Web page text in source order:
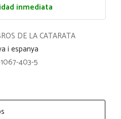
inmediata
DE LA CATARATA
i espanya
403-5